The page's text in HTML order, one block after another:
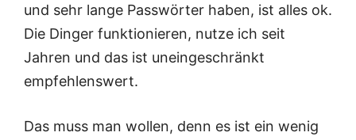
und sehr lange Passwörter haben, ist alles ok.
Die Dinger funktionieren, nutze ich seit
Jahren und das ist uneingeschränkt
empfehlenswert.
Das muss man wollen, denn es ist ein wenig